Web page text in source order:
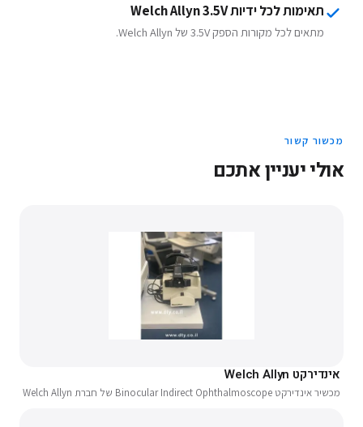
תאימות לכל ידיות Welch Allyn 3.5V
מתאים לכל מקורות הספק 3.5V של Welch Allyn.
מכשור קשור
אולי יעניין אתכם
אינדירקט Welch Allyn
מכשיר אינדירקט Binocular Indirect Ophthalmoscope של חברת Welch Allyn